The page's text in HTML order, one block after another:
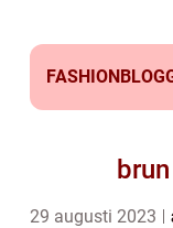
29 augusti 2023